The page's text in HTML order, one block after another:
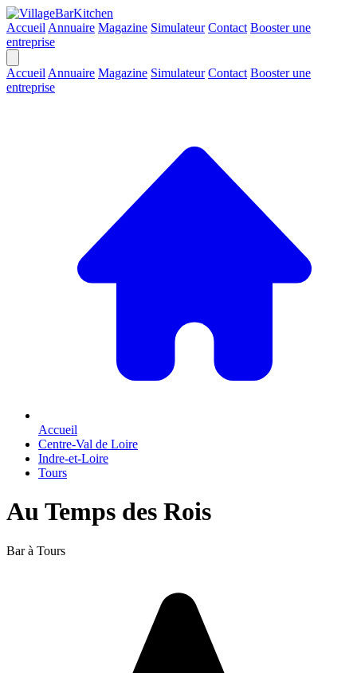
Accueil Annuaire Magazine Simulateur Contact Booster une
entreprise
Accueil Annuaire Magazine Simulateur Contact Booster une
entreprise
Accueil
Centre-Val de Loire
Indre-et-Loire
Tours
Au Temps des Rois
Bar à Tours